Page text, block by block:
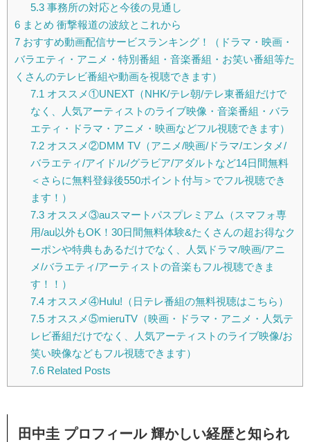
5.3事務所の対応と今後の見通し
6 まとめ 衝撃報道の波紋とこれから
7 おすすめ動画配信サービスランキング！（ドラマ・映画・
バラエティ・アニメ・特別番組・音楽番組・お笑い番組等た
くさんのテレビ番組や動画を視聴できます）
7.1 オススメ①UNEXT（NHK/テレ朝/テレ東番組だけで
なく、人気アーティストのライブ映像・音楽番組・バラ
エティ・ドラマ・アニメ・映画などフル視聴できます）
7.2オススメ②DMM TV（アニメ/映画/ドラマ/エンタメ/
バラエティ/アイドル/グラビア/アダルトなど14日間無料
＜さらに無料登録後550ポイント付与＞でフル視聴でき
ます！）
7.3オススメ③auスマートパスプレミアム（スマフォ専
用/au以外もOK！30日間無料体験&たくさんの超お得なク
ーポンや特典もあるだけでなく、人気ドラマ/映画/アニ
メ/バラエティ/アーティストの音楽もフル視聴できま
す！！）
7.4オススメ④Hulu!（日テレ番組の無料視聴はこちら）
7.5オススメ⑤mieruTV（映画・ドラマ・アニメ・人気テ
レビ番組だけでなく、人気アーティストのライブ映像/お
笑い映像などもフル視聴できます）
7.6Related Posts
田中圭 プロフィール 輝かしい経歴と知られ